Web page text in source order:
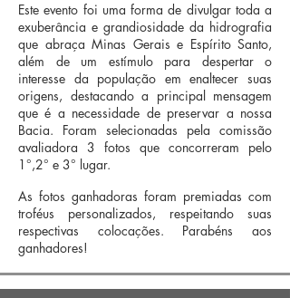
Este evento foi uma forma de divulgar toda a
exuberância e grandiosidade da hidrografia
que abraça Minas Gerais e Espírito Santo,
além de um estímulo para despertar o
interesse da população em enaltecer suas
origens, destacando a principal mensagem
que é a necessidade de preservar a nossa
Bacia. Foram selecionadas pela comissão
avaliadora 3 fotos que concorreram pelo
1°,2° e 3° lugar.
As fotos ganhadoras foram premiadas com
troféus personalizados, respeitando suas
respectivas colocações. Parabéns aos
ganhadores!